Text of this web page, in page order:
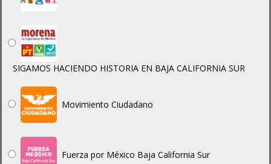
SIGAMOS HACIENDO HISTORIA EN BAJA CALIFORNIA SUR
Movimiento Ciudadano
Fuerza por México Baja California Sur